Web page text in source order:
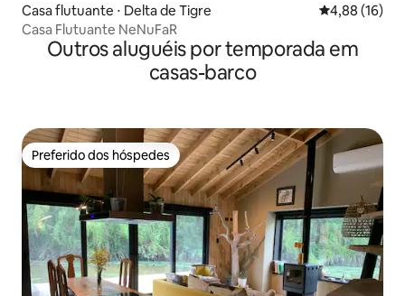
Casa flutuante ⋅ Delta de Tigre 4,88 de uma
4,88 (16)
Casa Flutuante NeNuFaR
Outros aluguéis por temporada em
casas-barco
Preferido dos hóspedes
Preferido dos hóspedes